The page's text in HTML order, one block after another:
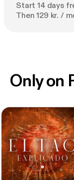
Start 14 days
Then 129 kr. /
Only on